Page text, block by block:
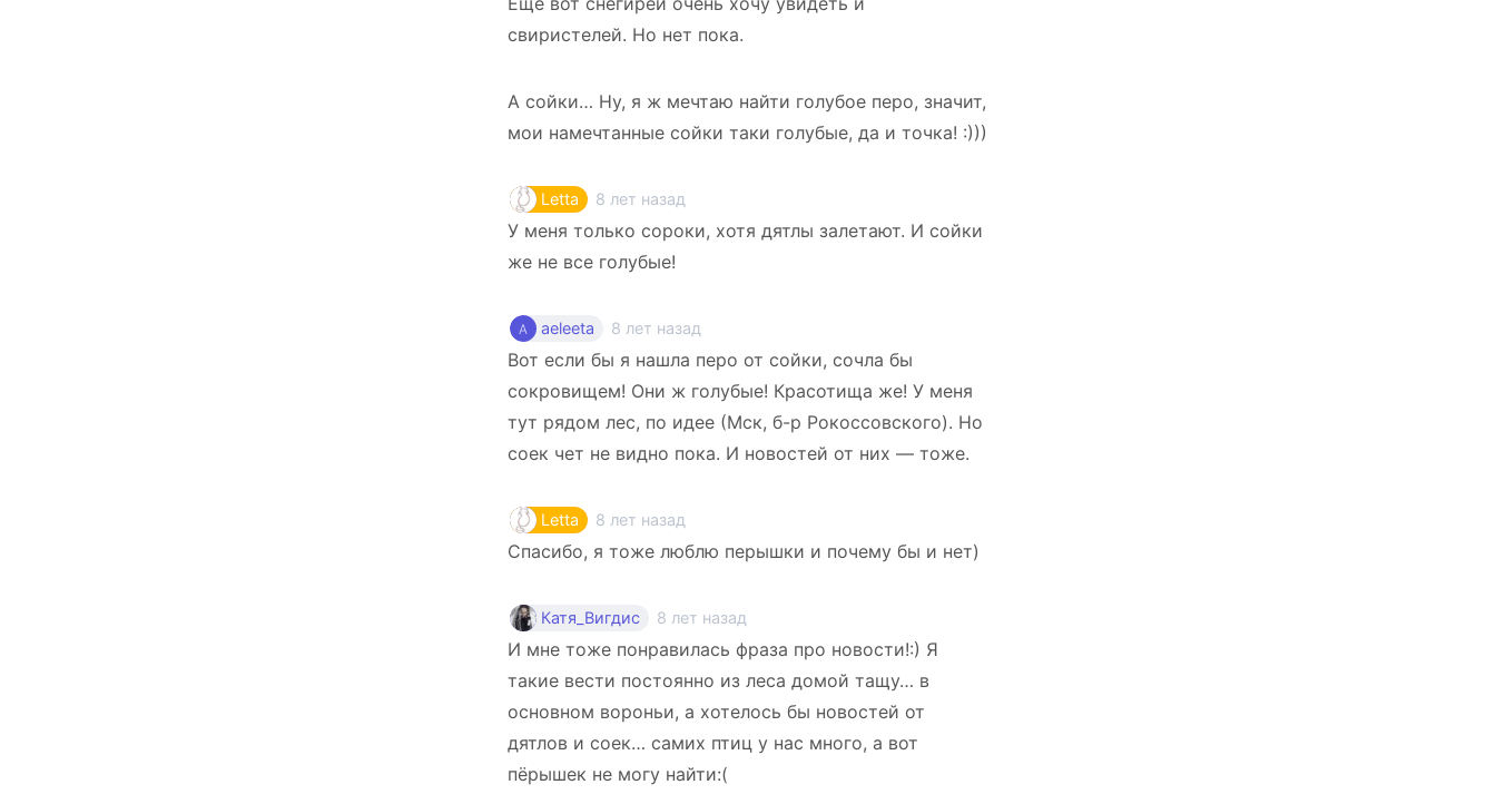
свиристелей. Но нет пока.
А сойки… Ну, я ж мечтаю найти голубое перо, значит,
мои намечтанные сойки таки голубые, да и точка! :)))
Letta 8 лет назад
У меня только сороки, хотя дятлы залетают. И сойки
же не все голубые!
aeleeta 8 лет назад
Вот если бы я нашла перо от сойки, сочла бы
сокровищем! Они ж голубые! Красотища же! У меня
тут рядом лес, по идее (Мск, б-р Рокоссовского). Но
соек чет не видно пока. И новостей от них — тоже.
Letta 8 лет назад
Спасибо, я тоже люблю перышки и почему бы и нет)
Катя_Вигдис 8 лет назад
И мне тоже понравилась фраза про новости!:) Я
такие вести постоянно из леса домой тащу… в
основном вороньи, а хотелось бы новостей от
дятлов и соек… самих птиц у нас много, а вот
пёрышек не могу найти:(